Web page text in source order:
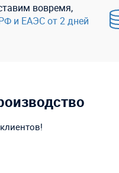
вовремя,
и ЕАЭС от 2 дней